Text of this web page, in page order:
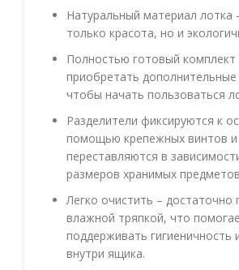
Натуральный материал лотка
только красота, но и
Полностью готовый
приобретать дополнительные
чтобы начать пользоваться
Разделители фиксируются к
помощью крепежных винтов и
переставляются в
размеров хранимых
Легко очистить – достаточно
влажной тряпкой, что
поддерживать гигиеничность
внутри ящика.